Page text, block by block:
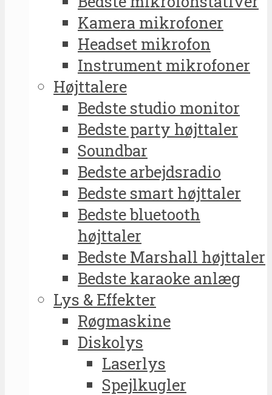
Kamera mikrofoner
Headset mikrofon
Instrument mikrofoner
Højttalere
Bedste studio monitor
Bedste party højttaler
Soundbar
Bedste arbejdsradio
Bedste smart højttaler
Bedste bluetooth
højttaler
Bedste Marshall højttaler
Bedste karaoke anlæg
Lys & Effekter
Røgmaskine
Diskolys
Laserlys
Spejlkugler